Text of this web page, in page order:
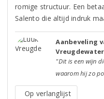
romige structuur. Een
Salento die altijd indruk
Aanbeveling
Vreugdewater
"Dit is een wijn
waarom hij zo
Op verlanglijst